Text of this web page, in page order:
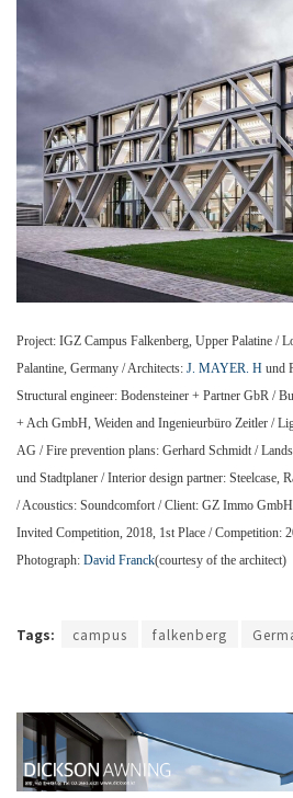
Project: IGZ Campus Falkenberg, Upper Palatine /
Palantine, Germany / Architects: J. MAYER. H und
Structural engineer: Bodensteiner + Partner GbR /
+ Ach GmbH, Weiden and Ingenieurbüro Zeitler /
AG / Fire prevention plans: Gerhard Schmidt /
und Stadtplaner / Interior design partner: Steelcase,
/ Acoustics: Soundcomfort / Client: GZ Immo
Invited Competition, 2018, 1st Place / Competition:
Photograph: David Franck(courtesy of the architect)
Tags: campus falkenberg